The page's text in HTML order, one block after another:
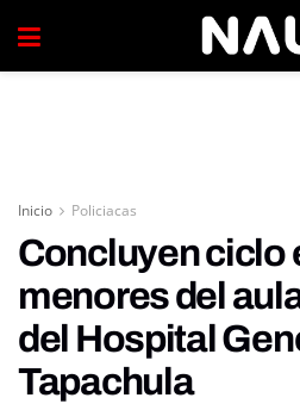
Inicio Policiacas
Concluyen ciclo
menores del
del Hospital
Tapachula